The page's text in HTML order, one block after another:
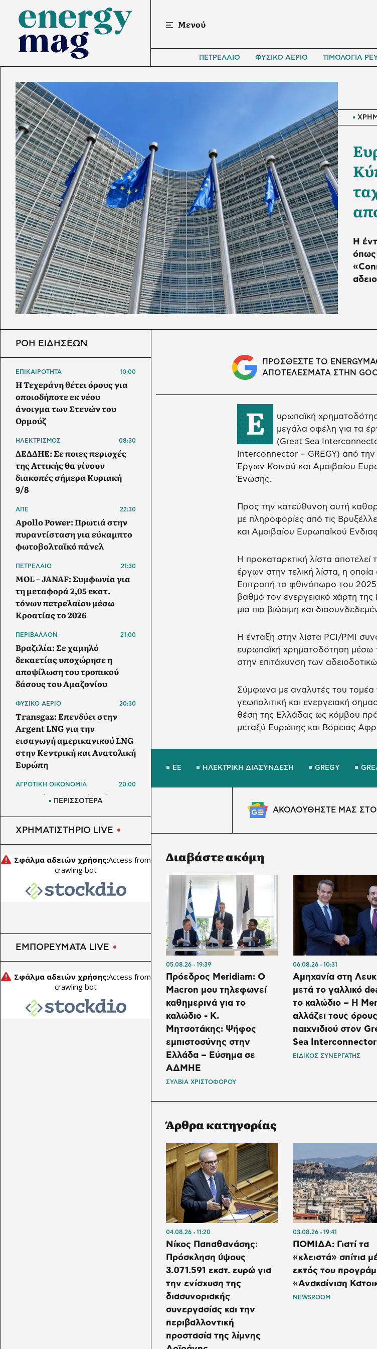
Μενού
ΠΕΤΡΕΛΑΙΟ ΦΥΣΙΚΟ ΑΕΡΙΟ ΤΙΜΟΛΟΓΙΑ
Η
όπως
ΠΡΟΣΘΕΣΤΕ ΤΟ
ΑΠΟΤΕΛΕΣΜΑΤΑ ΣΤΗΝ
Ε
υρωπαϊκή
μεγάλα οφέλη για τα
(Great Sea
Interconnector – GREGY) από την
Έργων Κοινού και Αμοιβαίου
Ένωσης.
Προς την κατεύθυνση αυτή
με πληροφορίες από τις
και Αμοιβαίου Ευρωπαϊκού
Η προκαταρκτική λίστα αποτελεί
έργων στην τελική λίστα, η
Επιτροπή το φθινόπωρο του 2025
βαθμό τον ενεργειακό χάρτη της
μια πιο βιώσιμη και
Η ένταξη στην λίστα PCI/PMI
ευρωπαϊκή χρηματοδότηση μέσω
στην επιτάχυνση των
Σύμφωνα με αναλυτές του τομέα
γεωπολιτική και ενεργειακή
θέση της Ελλάδας ως κόμβου
μεταξύ Ευρώπης και Βόρειας
ΕΕ ΗΛΕΚΤΡΙΚΗ ΔΙΑΣΥΝΔΕΣΗ GREGY
ΑΚΟΛΟΥΘΗΣΤΕ ΜΑΣ ΣΤΟ
Διαβάστε ακόμη
05.08.26 19:39
Πρόεδρος Meridiam: Ο
Macron μου τηλεφωνεί
καθημερινά για το
καλώδιο - K.
Μητσοτάκης: Ψήφος
εμπιστοσύνης στην
Ελλάδα – Εύσημα σε
ΑΔΜΗΕ
ΣΥΛΒΙΑ ΧΡΙΣΤΟΦΟΡΟΥ
06.08.26 10:31
Αμηχανία στη
μετά το γαλλικό
το καλώδιο – Η
αλλάζει τους
παιχνιδιού στον
Sea Interconnector
ΕΙΔΙΚΟΣ ΣΥΝΕΡΓΑΤΗΣ
Άρθρα κατηγορίας
04.08.26 11:20
Νίκος Παπαθανάσης:
Πρόσκληση ύψους
3.071.591 εκατ. ευρώ για
την ενίσχυση της
διασυνοριακής
συνεργασίας και την
περιβαλλοντική
προστασία της λίμνης
03.08.26 19:41
ΠΟΜΙΔΑ: Γιατί τα
«κλειστά» σπίτια
εκτός του
«Ανακαίνιση
NEWSROOM
ΡΟΗ ΕΙΔΗΣΕΩΝ
ΕΠΙΚΑΙΡΟΤΗΤΑ 10:00
Η Τεχεράνη θέτει όρους για
οποιοδήποτε εκ νέου
άνοιγμα των Στενών του
Ορμούζ
ΗΛΕΚΤΡΙΣΜΟΣ 08:30
ΔΕΔΔΗΕ: Σε ποιες περιοχές
της Αττικής θα γίνουν
διακοπές σήμερα Κυριακή
9/8
ΑΠΕ 22:30
Apollo Power: Πρωτιά στην
πυραντίσταση για εύκαμπτο
φωτοβολταϊκό πάνελ
ΠΕΤΡΕΛΑΙΟ 21:30
MOL – JANAF: Συμφωνία για
τη μεταφορά 2,05 εκατ.
τόνων πετρελαίου μέσω
Κροατίας το 2026
ΠΕΡΙΒΑΛΛΟΝ 21:00
Βραζιλία: Σε χαμηλό
δεκαετίας υποχώρησε η
αποψίλωση του τροπικού
δάσους του Αμαζονίου
ΦΥΣΙΚΟ ΑΕΡΙΟ 20:30
Transgaz: Επενδύει στην
Argent LNG για την
εισαγωγή αμερικανικού LNG
στην Κεντρική και Ανατολική
Ευρώπη
ΑΓΡΟΤΙΚΗ ΟΙΚΟΝΟΜΙΑ 20:00
Υπεγράφη η Κοινή Απόφαση
ΗΛΕΚΤΡΙΣΜΟΣ
Πολωνία: Ο καύσωνας
δίκτυο – Στα 423 ευρώ/MWh
η τιμή ρεύματος
ΠΕΡΙΣΣΟΤΕΡΑ
ΧΡΗΜΑΤΙΣΤΗΡΙΟ LIVE
ΕΜΠΟΡΕΥΜΑΤΑ LIVE